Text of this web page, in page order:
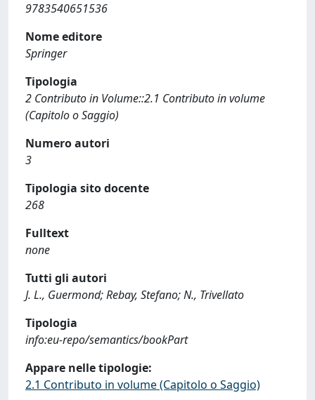
9783540651536
Nome editore
Springer
Tipologia
2 Contributo in Volume::2.1 Contributo in volume
(Capitolo o Saggio)
Numero autori
3
Tipologia sito docente
268
Fulltext
none
Tutti gli autori
J. L., Guermond; Rebay, Stefano; N., Trivellato
Tipologia
info:eu-repo/semantics/bookPart
Appare nelle tipologie:
2.1 Contributo in volume (Capitolo o Saggio)